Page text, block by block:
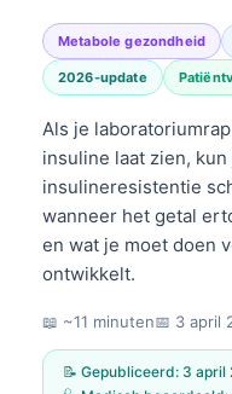
Metabole gezondheid
2026-update
Als je
insuline laat zien,
insulineresistentie
wanneer het getal
en wat je moet doen
ontwikkelt.
📖 ~11 minuten📅 3 april
📝 Gepubliceerd: 3 april